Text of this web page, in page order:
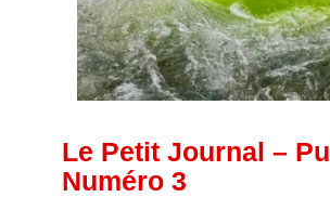
Le Petit Journal –
Numéro 3